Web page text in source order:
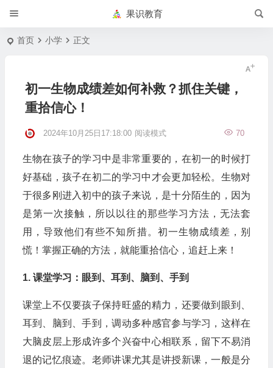
果识教育
首页 小学 正文
初一生物成绩差如何补救？抓住关键，
重拾信心！
2024年10月25日17:18:00 70
阅读模式
生物在孩子的学习中是非常重要的，在初一的时候打
好基础，孩子在初二的学习中才会更加轻松。生物对
于很多刚进入初中的孩子来说，是十分陌生的，因为
是第一次接触，所以以往的那些学习方法，无法套
用，导致他们有些不知所措。初一生物成绩差，别
慌！掌握正确的方法，就能重拾信心，追赶上来！
1. 课堂学习：眼到、耳到、脑到、手到
课堂上不仅要孩子保持旺盛的精力，还要做到眼到、
耳到、脑到、手到，调动多种感官参与学习，这样在
大脑皮层上形成许多个兴奋中心相联系，留下不易消
退的记忆痕迹。老师讲课尤其是讲授新课，一般是分